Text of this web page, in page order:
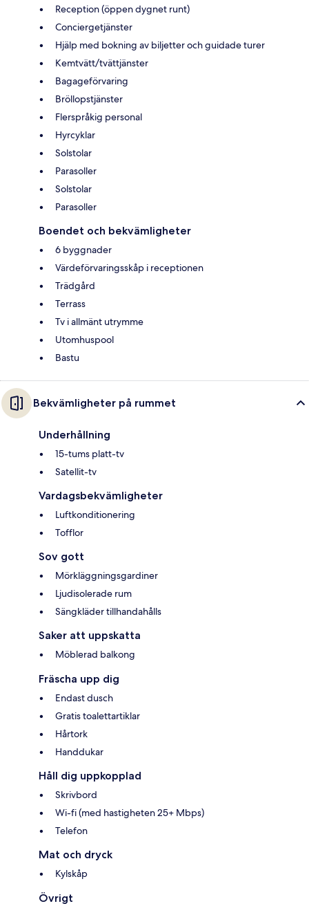
Reception (öppen dygnet runt)
Conciergetjänster
Hjälp med bokning av biljetter och guidade turer
Kemtvätt/tvättjänster
Bagageförvaring
Bröllopstjänster
Flerspråkig personal
Hyrcyklar
Solstolar
Parasoller
Solstolar
Parasoller
Boendet och bekvämligheter
6 byggnader
Värdeförvaringsskåp i receptionen
Trädgård
Terrass
Tv i allmänt utrymme
Utomhuspool
Bastu
Bekvämligheter på rummet
Underhållning
15-tums platt-tv
Satellit-tv
Vardagsbekvämligheter
Luftkonditionering
Tofflor
Sov gott
Mörkläggningsgardiner
Ljudisolerade rum
Sängkläder tillhandahålls
Saker att uppskatta
Möblerad balkong
Fräscha upp dig
Endast dusch
Gratis toalettartiklar
Hårtork
Handdukar
Håll dig uppkopplad
Skrivbord
Wi-fi (med hastigheten 25+ Mbps)
Telefon
Mat och dryck
Kylskåp
Övrigt